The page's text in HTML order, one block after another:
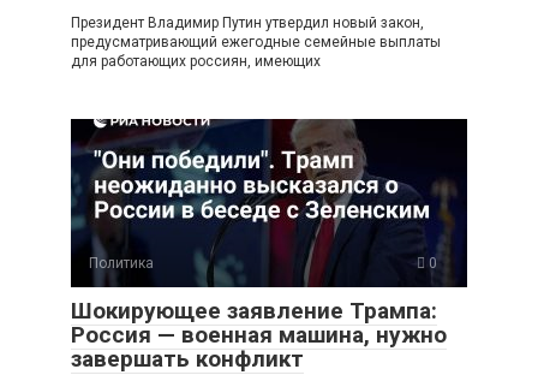
Президент Владимир Путин утвердил новый закон,
предусматривающий ежегодные семейные выплаты
для работающих россиян, имеющих
Политика 0
Шокирующее заявление Трампа:
Россия — военная машина, нужно
завершать конфликт